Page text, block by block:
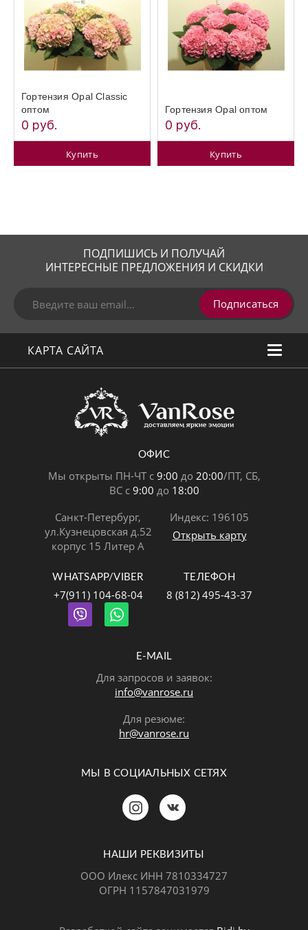
Гортензия Opal Classic
оптом
0 руб.
Купить
Гортензия Opal оптом
0 руб.
Купить
ПОДПИШИСЬ И ПОЛУЧАЙ
ИНТЕРЕСНЫЕ ПРЕДЛОЖЕНИЯ И СКИДКИ
Подписаться
КАРТА САЙТА
ОФИС
Мы открыты ПН-ЧТ с 9:00 до 20:00/ПТ, СБ,
ВС с 9:00 до 18:00
Санкт-Петербург,
ул.Кузнецовская д.52
корпус 15 Литер А
Индекс: 196105
Открыть карту
WHATSAPP/VIBER
+7(911) 104-68-04
ТЕЛЕФОН
8 (812) 495-43-37
E-MAIL
Для запросов и заявок:
info@vanrose.ru
Для резюме:
hr@vanrose.ru
МЫ В СОЦИАЛЬНЫХ СЕТЯХ
НАШИ РЕКВИЗИТЫ
ООО Илекс ИНН 7810334727
ОГРН 1157847031979
Позвонить Telegram